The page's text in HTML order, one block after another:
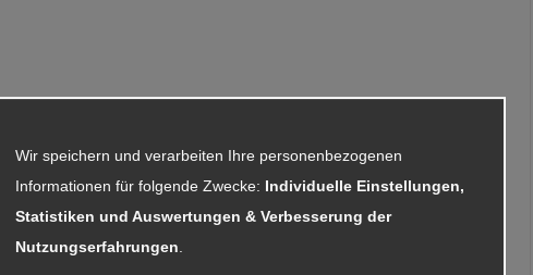
Wir speichern und verarbeiten Ihre personenbezogenen
Informationen für folgende Zwecke: Individuelle Einstellungen,
Statistiken und Auswertungen & Verbesserung der
Nutzungserfahrungen